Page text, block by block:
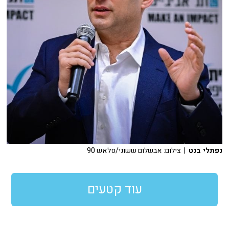
נפתלי בנט | צילום: אבשלום ששוני/פלאש 90
עוד קטעים